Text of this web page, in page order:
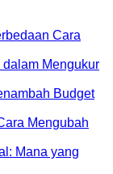
Cara
dalam Mengukur
Budget
Mengubah
Mana yang